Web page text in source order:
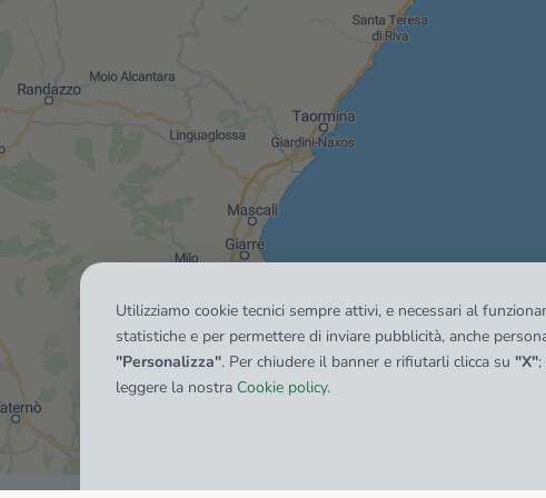
Mostra tutti gli immobili del riquadro
Utilizziamo cookie tecnici sempre attivi, e necessari al
statistiche e per permettere di inviare pubblicità, anche
"Personalizza". Per chiudere il banner e rifiutarli clicca su "X"
leggere la nostra Cookie policy.